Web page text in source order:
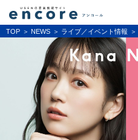
TOP NEWS ライブ／イベント情報